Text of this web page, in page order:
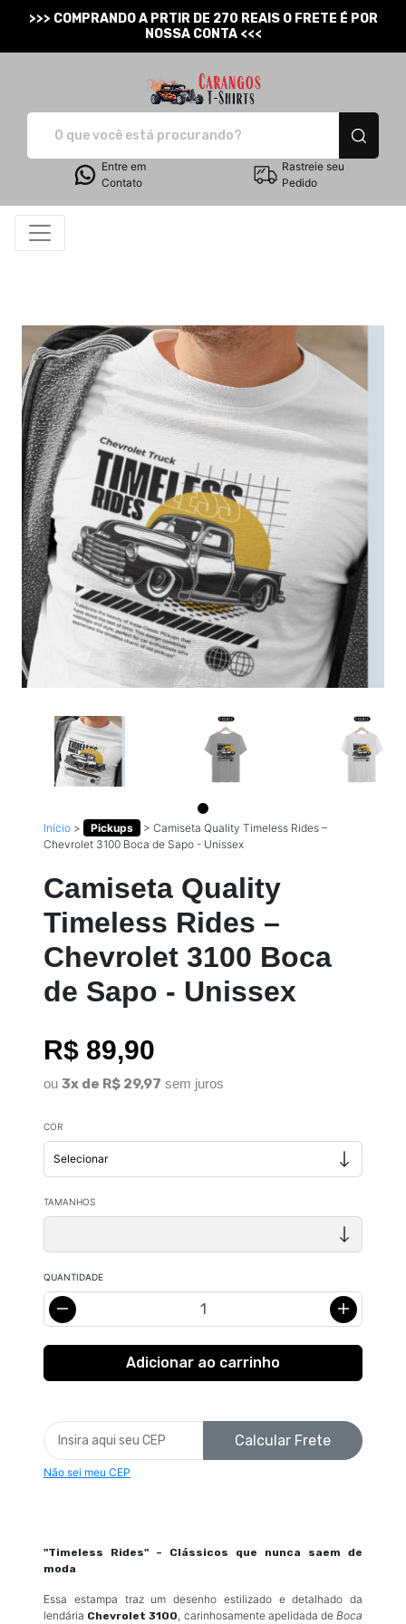
>>> COMPRANDO A PRTIR DE 270 REAIS O FRETE É POR
NOSSA CONTA <<<
Entre em
Contato
Rastreie seu
Pedido
Início > Pickups > Camiseta Quality Timeless Rides –
Chevrolet 3100 Boca de Sapo - Unissex
Camiseta Quality
Timeless Rides –
Chevrolet 3100 Boca
de Sapo - Unissex
R$ 89,90
ou 3x de R$ 29,97 sem juros
COR
TAMANHOS
QUANTIDADE
Calcular Frete
Não sei meu CEP
"Timeless Rides" – Clássicos que nunca saem de
moda
Essa estampa traz um desenho estilizado e detalhado da
lendária Chevrolet 3100, carinhosamente apelidada deBoca